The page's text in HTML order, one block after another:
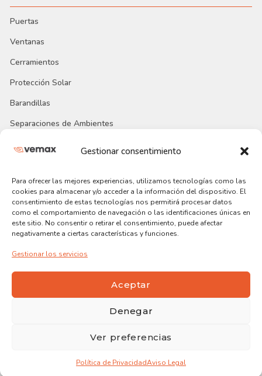
Gestionar consentimiento
Para ofrecer las mejores experiencias, utilizamos tecnologías como las
cookies para almacenar y/o acceder a la información del dispositivo. El
consentimiento de estas tecnologías nos permitirá procesar datos
como el comportamiento de navegación o las identificaciones únicas en
este sitio. No consentir o retirar el consentimiento, puede afectar
negativamente a ciertas características y funciones.
Gestionar los servicios
Aceptar
Denegar
Ver preferencias
Política de PrivacidadAviso Legal
Puertas
Ventanas
Cerramientos
Protección Solar
Barandillas
Separaciones de Ambientes
Enlaces útiles
Trabaja con Nosotros
Proyectos Realizados
Nuestra Empresa